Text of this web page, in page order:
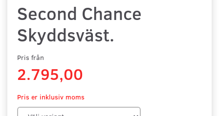
Second Chance
Skyddsväst.
Pris från
2.795,00
Pris er inklusiv moms